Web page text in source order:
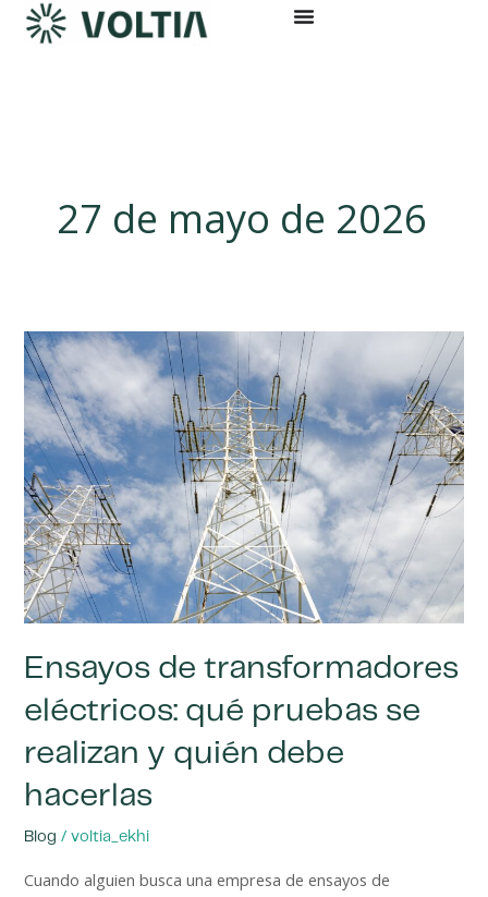
27 de mayo de 2026
Ensayos de transformadores
eléctricos: qué pruebas se
realizan y quién debe
hacerlas
Blog /voltia_ekhi
Cuando alguien busca una empresa de ensayos de
Ensayos
de
transformadores
eléctricos:
qué
pruebas
se
realizan
y
quién
hacerlas